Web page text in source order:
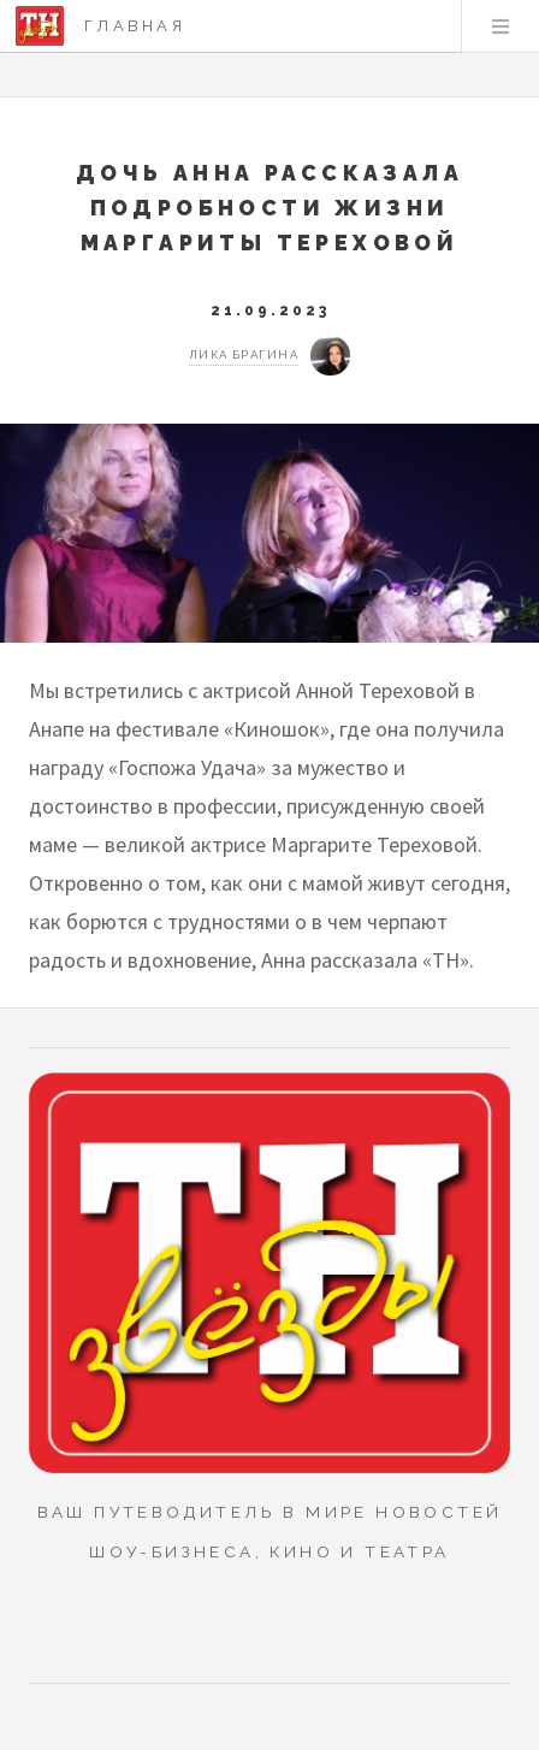
ГЛАВНАЯ
ДОЧЬ АННА РАССКАЗАЛА
ПОДРОБНОСТИ ЖИЗНИ
МАРГАРИТЫ ТЕРЕХОВОЙ
21.09.2023
ЛИКА БРАГИНА
Мы встретились с актрисой Анной Тереховой в
Анапе на фестивале «Киношок», где она получила
награду «Госпожа Удача» за мужество и
достоинство в профессии, присужденную своей
маме — великой актрисе Маргарите Тереховой.
Откровенно о том, как они с мамой живут сегодня,
как борются с трудностями о в чем черпают
радость и вдохновение, Анна рассказала «ТН».
ВАШ ПУТЕВОДИТЕЛЬ В МИРЕ НОВОСТЕЙ
ШОУ-БИЗНЕСА, КИНО И ТЕАТРА